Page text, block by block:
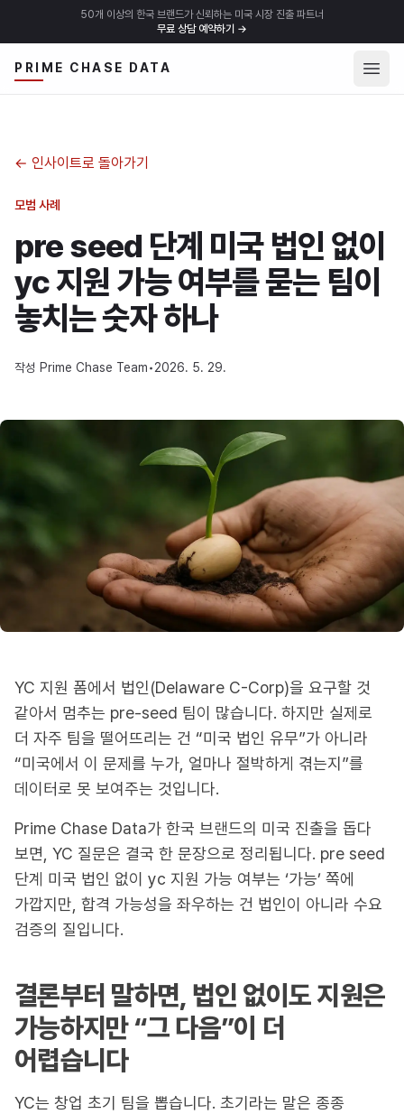
50개 이상의 한국 브랜드가 신뢰하는 미국 시장 진출 파트너
무료 상담 예약하기 →
PRIME CHASE DATA 메뉴
← 인사이트로 돌아가기
모범 사례
pre seed 단계 미국 법인 없이
yc 지원 가능 여부를 묻는 팀이
놓치는 숫자 하나
작성 Prime Chase Team•2026. 5. 29.
YC 지원 폼에서 법인(Delaware C-Corp)을 요구할 것
같아서 멈추는 pre-seed 팀이 많습니다. 하지만 실제로
더 자주 팀을 떨어뜨리는 건 “미국 법인 유무”가 아니라
“미국에서 이 문제를 누가, 얼마나 절박하게 겪는지”를
데이터로 못 보여주는 것입니다.
Prime Chase Data가 한국 브랜드의 미국 진출을 돕다
보면, YC 질문은 결국 한 문장으로 정리됩니다. pre seed
단계 미국 법인 없이 yc 지원 가능 여부는 ‘가능’ 쪽에
가깝지만, 합격 가능성을 좌우하는 건 법인이 아니라 수요
검증의 질입니다.
결론부터 말하면, 법인 없이도 지원은
가능하지만 “그 다음”이 더
어렵습니다
YC는 창업 초기 팀을 뽑습니다. 초기라는 말은 종종